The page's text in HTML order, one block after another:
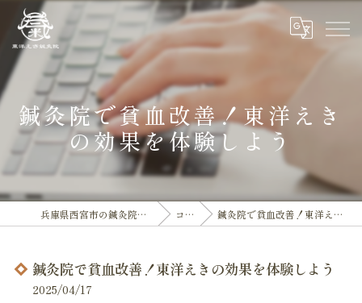
鍼灸院で貧血改善！東洋えき
の効果を体験しよう
兵庫県西宮市の鍼灸院なら東洋えき鍼灸院 コラム 鍼灸院で貧血改善！東洋えきの効果を体験しよう
鍼灸院で貧血改善！東洋えきの効果を体験しよう
2025/04/17